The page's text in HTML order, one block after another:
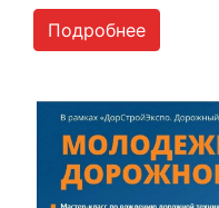
Подробнее